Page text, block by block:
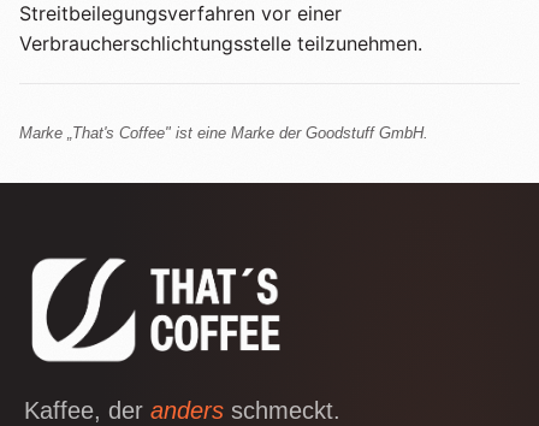
Streitbeilegungsverfahren vor einer
Verbraucherschlichtungsstelle teilzunehmen.
Marke „That's Coffee" ist eine Marke der Goodstuff GmbH.
Kaffee, der anders schmeckt.